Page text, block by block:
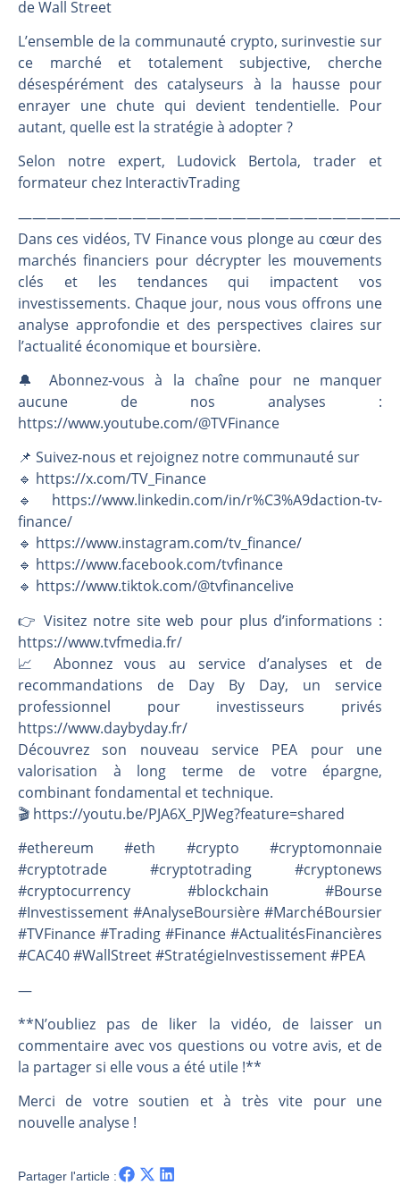
WTI : Explosion mais réserves au plus bas | Denis Desclos – Market Movers
de Wall Street
L’ensemble de la communauté crypto, surinvestie sur
ce marché et totalement subjective, cherche
désespérément des catalyseurs à la hausse pour
enrayer une chute qui devient tendentielle. Pour
autant, quelle est la stratégie à adopter ?
Selon notre expert, Ludovick Bertola, trader et
formateur chez InteractivTrading
Dans ces vidéos, TV Finance vous plonge au cœur des
marchés financiers pour décrypter les mouvements
clés et les tendances qui impactent vos
investissements. Chaque jour, nous vous offrons une
analyse approfondie et des perspectives claires sur
l’actualité économique et boursière.
🔔 Abonnez-vous à la chaîne pour ne manquer
aucune de nos analyses :
https://www.youtube.com/@TVFinance
📌 Suivez-nous et rejoignez notre communauté sur
🔹 https://x.com/TV_Finance
🔹 https://www.linkedin.com/in/r%C3%A9daction-tv-
finance/
🔹 https://www.instagram.com/tv_finance/
🔹 https://www.facebook.com/tvfinance
🔹 https://www.tiktok.com/@tvfinancelive
👉️ Visitez notre site web pour plus d’informations :
https://www.tvfmedia.fr/
📈 Abonnez vous au service d’analyses et de
recommandations de Day By Day, un service
professionnel pour investisseurs privés
https://www.daybyday.fr/
Découvrez son nouveau service PEA pour une
valorisation à long terme de votre épargne,
combinant fondamental et technique.
🎬️ https://youtu.be/PJA6X_PJWeg?feature=shared
#ethereum #eth #crypto #cryptomonnaie
#cryptotrade #cryptotrading #cryptonews
#cryptocurrency #blockchain #Bourse
#Investissement #AnalyseBoursière #MarchéBoursier
#TVFinance #Trading #Finance #ActualitésFinancières
#CAC40 #WallStreet #StratégieInvestissement #PEA
—
**N’oubliez pas de liker la vidéo, de laisser un
commentaire avec vos questions ou votre avis, et de
la partager si elle vous a été utile !**
Merci de votre soutien et à très vite pour une
nouvelle analyse !
Partager l'article :